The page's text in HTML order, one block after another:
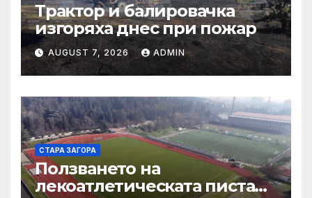
Трактор и балировачка
изгоряха днес при пожар
AUGUST 7, 2026 ADMIN
СТАРА ЗАГОРА
Ползването на
лекоатлетическата писта